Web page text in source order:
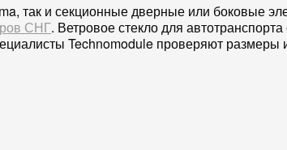
так и секционные дверные или боковые
СНГ. Ветровое стекло для
Technomodule проверяют размеры